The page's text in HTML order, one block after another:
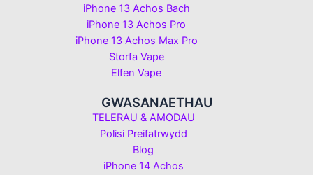
iPhone 13 Achos Bach
iPhone 13 Achos Pro
iPhone 13 Achos Max Pro
Storfa Vape
Elfen Vape
GWASANAETHAU
TELERAU & AMODAU
Polisi Preifatrwydd
Blog
iPhone 14 Achos